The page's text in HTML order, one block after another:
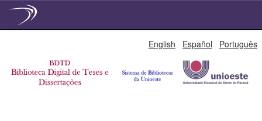
English Español Português